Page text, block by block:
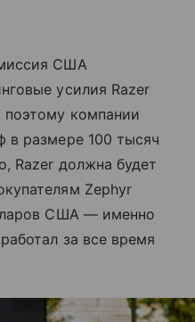
США
усилия Razer
поэтому компании
в размере 100 тысяч
Razer должна будет
Zephyr
США — именно
за все время